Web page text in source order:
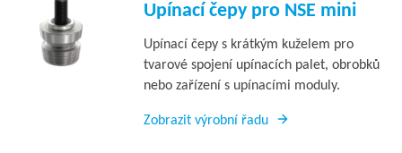
Upínací čepy pro NSE mini
Upínací čepy s krátkým kuželem pro
tvarové spojení upínacích palet, obrobků
nebo zařízení s upínacími moduly.
Zobrazit výrobní řadu